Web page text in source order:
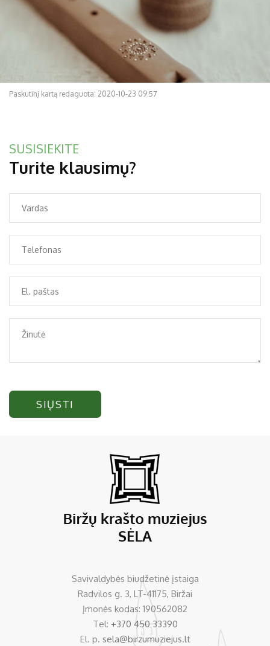
Paskutinį kartą redaguota: 2020-10-23 09:57
SUSISIEKITE
Turite klausimų?
SIŲSTI
Savivaldybės biudžetinė įstaiga
Radvilos g. 3, LT-41175, Biržai
Įmonės kodas: 190562082
Tel: +370 450 33390
El. p. sela@birzumuziejus.lt